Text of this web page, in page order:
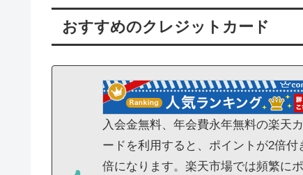
おすすめのクレジットカード
入会金無料、年会費永年無料の楽天
ードを利用すると、ポイントが2倍
倍になります。楽天市場では頻繁に